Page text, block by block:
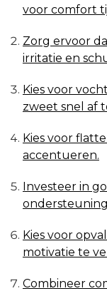
voor comfort
Zorg ervoor
irritatie en
Kies voor
zweet snel af
Kies voor
accentueren.
Investeer in
Kies voor
motivatie te
Combineer